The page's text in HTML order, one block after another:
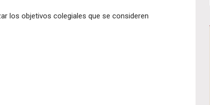
los objetivos colegiales que se consideren